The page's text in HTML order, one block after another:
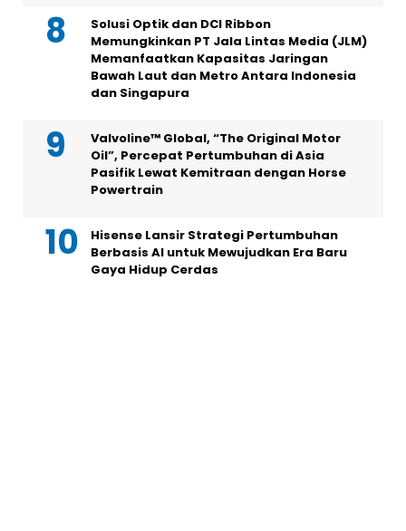
Solusi Optik dan DCI Ribbon
Memungkinkan PT Jala Lintas Media (JLM)
Memanfaatkan Kapasitas Jaringan
Bawah Laut dan Metro Antara Indonesia
dan Singapura
Valvoline™ Global, “The Original Motor
Oil”, Percepat Pertumbuhan di Asia
Pasifik Lewat Kemitraan dengan Horse
Powertrain
Hisense Lansir Strategi Pertumbuhan
Berbasis AI untuk Mewujudkan Era Baru
Gaya Hidup Cerdas